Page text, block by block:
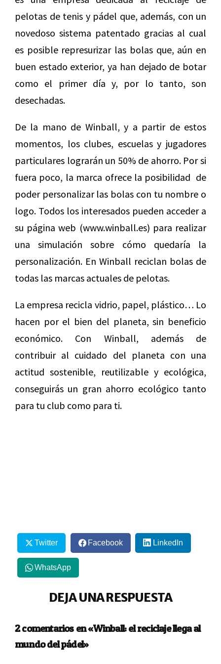
pelotas de tenis y pádel que, además, con un
novedoso sistema patentado gracias al cual
es posible represurizar las bolas que, aún en
buen estado exterior, ya han dejado de botar
como el primer día y, por lo tanto, son
desechadas.
De la mano de Winball, y a partir de estos
momentos, los clubes, escuelas y jugadores
particulares lograrán un 50% de ahorro. Por si
fuera poco, la marca ofrece la posibilidad de
poder personalizar las bolas con tu nombre o
logo. Todos los interesados pueden acceder a
su página web (www.winball.es) para realizar
una simulación sobre cómo quedaría la
personalización. En Winball reciclan bolas de
todas las marcas actuales de pelotas.
La empresa recicla vidrio, papel, plástico… Lo
hacen por el bien del planeta, sin beneficio
económico. Con Winball, además de
contribuir al cuidado del planeta con una
actitud sostenible, reutilizable y ecológica,
conseguirás un gran ahorro ecológico tanto
para tu club como para ti.
Twitter Facebook LinkedIn
WhatsApp
DEJA UNA RESPUESTA
2 comentarios en «Winball: el reciclaje llega al
mundo del pádel»